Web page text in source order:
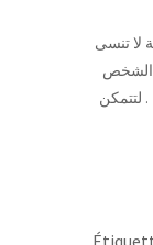
لا تنسى
الشخص
لتتمكن